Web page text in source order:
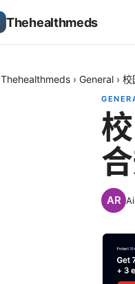
Thehealthmeds
Thehealthmeds › General › 校